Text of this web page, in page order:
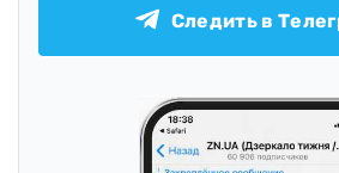
Следить в